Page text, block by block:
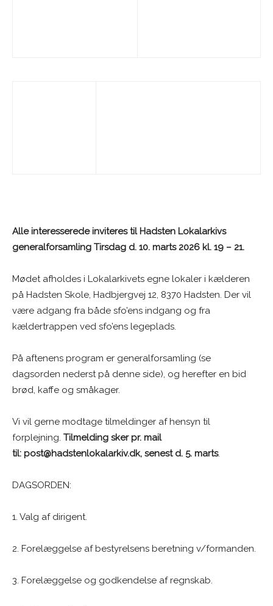
Alle interesserede inviteres til Hadsten Lokalarkivs
generalforsamling Tirsdag d. 10. marts 2026 kl. 19 – 21.
Mødet afholdes i Lokalarkivets egne lokaler i kælderen
på Hadsten Skole, Hadbjergvej 12, 8370 Hadsten. Der vil
være adgang fra både sfo’ens indgang og fra
kældertrappen ved sfo’ens legeplads.
På aftenens program er generalforsamling (se
dagsorden nederst på denne side), og herefter en bid
brød, kaffe og småkager.
Vi vil gerne modtage tilmeldinger af hensyn til
forplejning. Tilmelding sker pr. mail
til: post@hadstenlokalarkiv.dk, senest d. 5. marts.
DAGSORDEN:
1. Valg af dirigent.
2. Forelæggelse af bestyrelsens beretning v/formanden.
3. Forelæggelse og godkendelse af regnskab.